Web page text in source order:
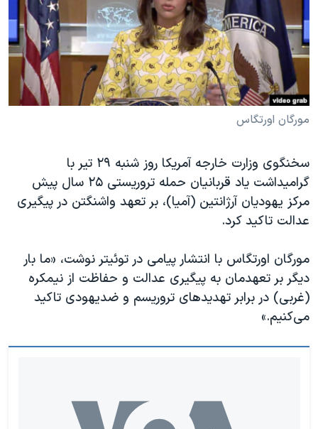
فرهنگ و زندگی
حقوق شهروندی
اقتصادی
علم و فناوری
اسرائیل در جنگ
آرشیو پخش زنده
مستندها
انتخابات ریاست جمهوری آمریکا ۲۰۲۴
حمله جمهوری اسلامی به اسرائیل
رمز مهسا
ورزش زنان در ایران
مجموعه مستندهای دادخواهی
تریبونال مردمی آبان ۹۸
دادگاه حمید نوری
قانون شفافیت دارائی کادر رهبری ایران
اعتراضات مردمی آبان ۹۸
اسرائیل در جنگ
نرگس محمدی برنده جایزه نوبل صلح
سفر پرزیدنت ترامپ به چین
دنبال کنید
زبانهای مختلف
مورگان اورتگاس
سخنگوی وزارت خارجه آمریکا روز شنبه ۲۹ تیر با
گرامیداشت یاد قربانیان حمله تروریستی ۲۵ سال پیش
مرکز یهودیان آرژانتین (آمیا)، بر تعهد واشنگتن در پیگیری
عدالت تاکید کرد.
مورگان اورتگاس با انتشار پیامی در توئیتر نوشت، «ما بار
دیگر بر تعهدمان به پیگیری عدالت و حفاظت از نیمکره
(غربی) در برابر تهدیدهای تروریسم و ضدیهودی تاکید
می‌کنیم.»